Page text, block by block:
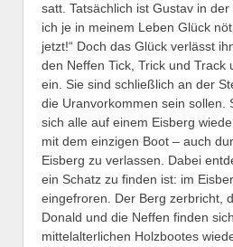
satt. Tatsächlich ist Gustav in der
ich je in meinem Leben Glück
jetzt!“ Doch das Glück verlässt
den Neffen Tick, Trick und Track
ein. Sie sind schließlich an der
die Uranvorkommen sein sollen.
sich alle auf einem Eisberg
mit dem einzigen Boot – auch
Eisberg zu verlassen. Dabei
ein Schatz zu finden ist: im
eingefroren. Der Berg zerbricht,
Donald und die Neffen finden
mittelalterlichen Holzbootes